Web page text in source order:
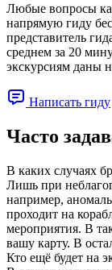
Любые вопросы
напрямую гиду
представитель
среднем за 20
экскурсиям даны
Написать гиду
Часто
В каких случаях
Лишь при
например,
проходит на
мероприятия. В
вашу карту. В
Кто ещё будет на